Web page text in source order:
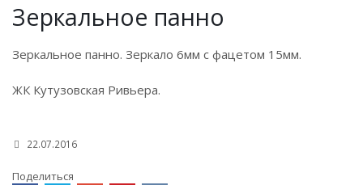
Зеркальное панно
Зеркальное панно. Зеркало 6мм с фацетом 15мм.
ЖК Кутузовская Ривьера.
22.07.2016
Поделиться